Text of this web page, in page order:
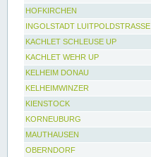
HOFKIRCHEN
INGOLSTADT LUITPOLDSTRASSE
KACHLET SCHLEUSE UP
KACHLET WEHR UP
KELHEIM DONAU
KELHEIMWINZER
KIENSTOCK
KORNEUBURG
MAUTHAUSEN
OBERNDORF